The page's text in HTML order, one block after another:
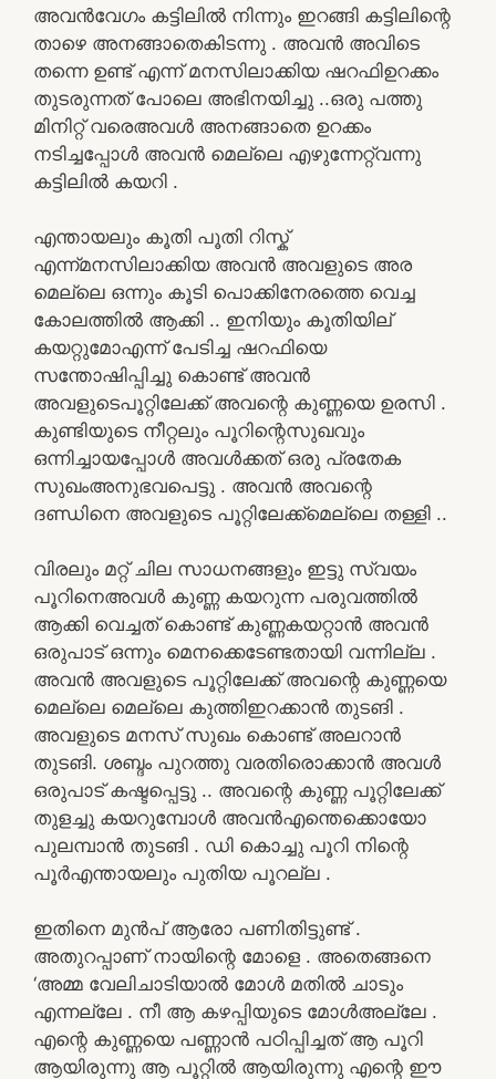
അവൻവേഗം കട്ടിലിൽ നിന്നും ഇറങ്ങി കട്ടിലിന്റെ
താഴെ അനങ്ങാതെകിടന്നു . അവൻ അവിടെ
തന്നെ ഉണ്ട് എന്ന് മനസിലാക്കിയ ഷറഫിഉറക്കം
തുടരുന്നത് പോലെ അഭിനയിച്ചു ..ഒരു പത്തു
മിനിറ്റ് വരെഅവൾ അനങ്ങാതെ ഉറക്കം
നടിച്ചപ്പോൾ അവൻ മെല്ലെ എഴുന്നേറ്റ്വന്നു
കട്ടിലിൽ കയറി .
എന്തായലും കൂതി പൂതി റിസ്ക്
എന്ന്മനസിലാക്കിയ അവൻ അവളുടെ അര
മെല്ലെ ഒന്നും കൂടി പൊക്കിനേരത്തെ വെച്ച
കോലത്തിൽ ആക്കി .. ഇനിയും കൂതിയില്
കയറ്റുമോഎന്ന് പേടിച്ച ഷറഫിയെ
സന്തോഷിപ്പിച്ചു കൊണ്ട് അവൻ
അവളുടെപൂറ്റിലേക്ക് അവന്റെ കുണ്ണയെ ഉരസി .
കുണ്ടിയുടെ നീറ്റലും പൂറിന്റെസുഖവും
ഒന്നിച്ചായപ്പോൾ അവൾക്കത് ഒരു പ്രതേക
സുഖംഅനുഭവപെട്ടു . അവൻ അവന്റെ
ദണ്ഡിനെ അവളുടെ പൂറ്റിലേക്ക്മെല്ലെ തള്ളി ..
വിരലും മറ്റ് ചില സാധനങ്ങളും ഇട്ടു സ്വയം
പൂറിനെഅവൾ കുണ്ണ കയറുന്ന പരുവത്തിൽ
ആക്കി വെച്ചത് കൊണ്ട് കുണ്ണകയറ്റാൻ അവൻ
ഒരുപാട് ഒന്നും മെനക്കെടേണ്ടതായി വന്നില്ല .
അവൻ അവളുടെ പൂറ്റിലേക്ക് അവന്റെ കുണ്ണയെ
മെല്ലെ മെല്ലെ കുത്തിഇറക്കാൻ തുടങി .
അവളുടെ മനസ്‌ സുഖം കൊണ്ട് അലറാൻ
തുടങി. ശബ്ദം പുറത്തു വരതിരൊക്കാൻ അവൾ
ഒരുപാട് കഷ്ടപ്പെട്ടു .. അവന്റെ കുണ്ണ പൂറ്റിലേക്ക്
തുളച്ചു കയറുമ്പോൾ അവൻഎന്തെക്കൊയോ
പുലമ്പാൻ തുടങി . ഡി കൊച്ചു പൂറി നിന്റെ
പൂർഎന്തായലും പുതിയ പൂറല്ല .
ഇതിനെ മുൻപ് ആരോ പണിതിട്ടുണ്ട് .
അതുറപ്പാണ് നായിന്റെ മോളെ . അതെങ്ങനെ
‘അമ്മ വേലിചാടിയാൽ മോൾ മതിൽ ചാടും
എന്നല്ലേ . നീ ആ കഴപ്പിയുടെ മോൾഅല്ലേ .
എന്റെ കുണ്ണയെ പണ്ണാൻ പഠിപ്പിച്ചത് ആ പൂറി
ആയിരുന്നു ആ പൂറ്റിൽ ആയിരുന്നു എന്റെ ഈ